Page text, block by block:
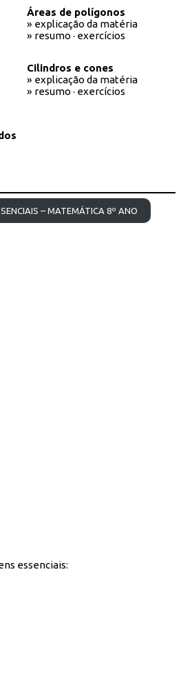
Áreas de polígonos
» explicação da matéria
» resumo · exercícios
Cilindros e cones
» explicação da matéria
» resumo · exercícios
– MATEMÁTICA 8º ANO
essenciais: